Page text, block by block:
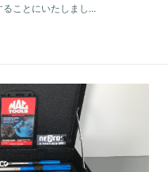
ことにいたしまし...